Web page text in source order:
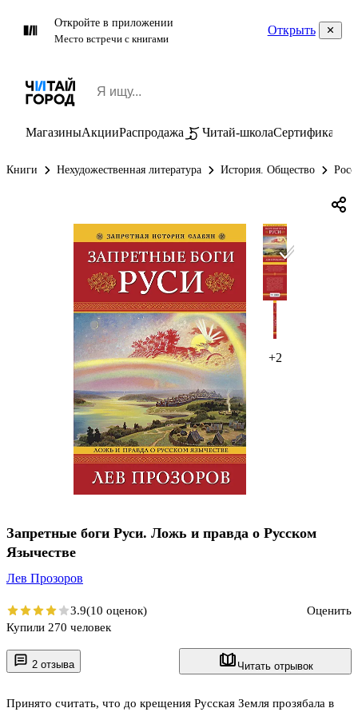
Откройте в приложении
Место встречи с книгами
Открыть
МагазиныАкцииРаспродажа Читай-школаСертификаты
Книги Нехудожественная литература История. Общество
+2
2 отзыва Читать отрывок
Принято считать, что до крещения Русская Земля прозябала в
Запретные боги Руси. Ложь и правда о Русском
Язычестве
Лев Прозоров
3.9(10 оценок)
Оценить
Купили 270 человек